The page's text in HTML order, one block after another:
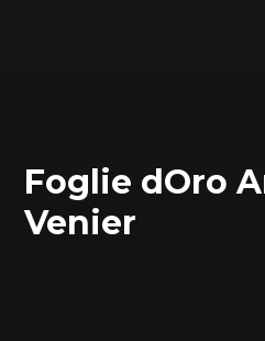
Foglie dOro
Venier